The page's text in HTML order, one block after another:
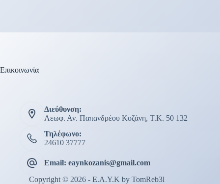
Επικοινωνία
Διεύθυνση:
Λεωφ. Αν. Παπανδρέου Κοζάνη, Τ.Κ. 50 132
Τηλέφωνο:
24610 37777
Email: eaynkozanis@gmail.com
Copyright © 2026 - E.A.Y.K byTomReb3l